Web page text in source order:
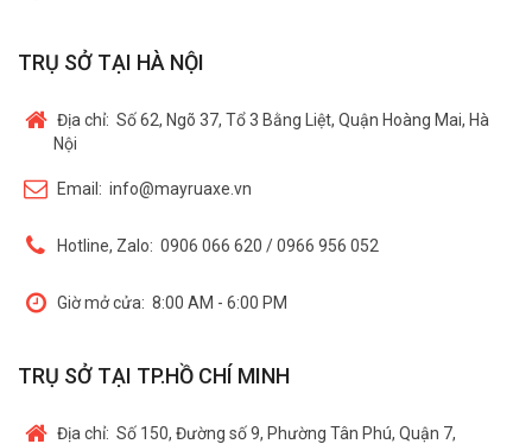
TRỤ SỞ TẠI HÀ NỘI
Địa chỉ: Số 62, Ngõ 37, Tổ 3 Bằng Liệt, Quận Hoàng Mai, Hà
Nội
Email: info@mayruaxe.vn
Hotline, Zalo: 0906 066 620 / 0966 956 052
Giờ mở cửa: 8:00 AM - 6:00 PM
TRỤ SỞ TẠI TP.HỒ CHÍ MINH
Địa chỉ: Số 150, Đường số 9, Phường Tân Phú, Quận 7,